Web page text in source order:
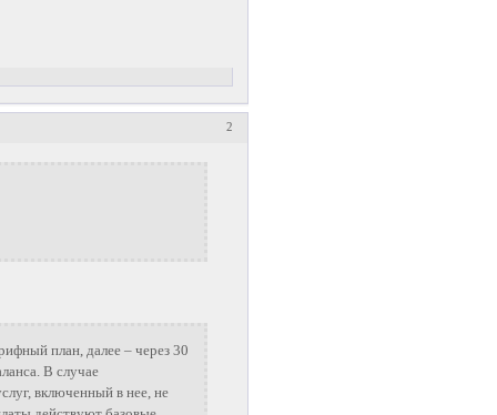
2
план, далее – через 30
В случае
включенный в нее, не